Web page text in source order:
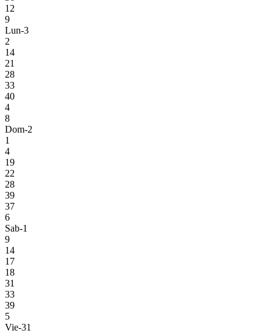
12
9
Lun-3
2
14
21
28
33
40
4
8
Dom-2
1
4
19
22
28
39
37
6
Sab-1
9
14
17
18
31
33
39
5
Vie-31